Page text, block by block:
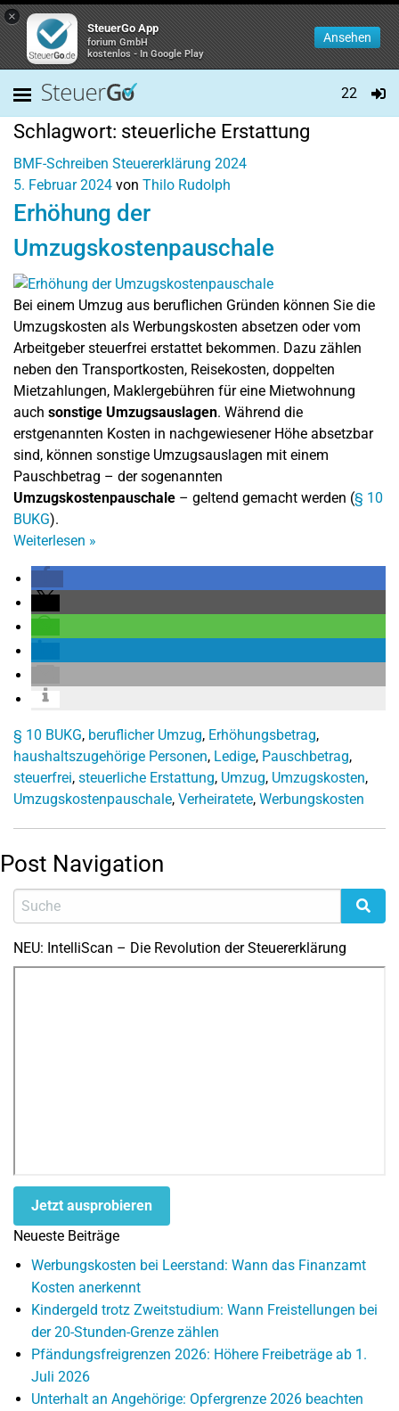
×
SteuerGo App
forium GmbH
kostenlos - In Google Play
Ansehen
22
Schlagwort: steuerliche Erstattung
BMF-Schreiben Steuererklärung 2024
5. Februar 2024 von Thilo Rudolph
Erhöhung der
Umzugskostenpauschale
Bei einem Umzug aus beruflichen Gründen können Sie die
Umzugskosten als Werbungskosten absetzen oder vom
Arbeitgeber steuerfrei erstattet bekommen. Dazu zählen
neben den Transportkosten, Reisekosten, doppelten
Mietzahlungen, Maklergebühren für eine Mietwohnung
auch sonstige Umzugsauslagen. Während die
erstgenannten Kosten in nachgewiesener Höhe absetzbar
sind, können sonstige Umzugsauslagen mit einem
Pauschbetrag – der sogenannten
Umzugskostenpauschale – geltend gemacht werden (§ 10
BUKG).
Weiterlesen »
§ 10 BUKG, beruflicher Umzug, Erhöhungsbetrag,
haushaltszugehörige Personen, Ledige, Pauschbetrag,
steuerfrei, steuerliche Erstattung, Umzug, Umzugskosten,
Umzugskostenpauschale, Verheiratete, Werbungskosten
Post Navigation
NEU: IntelliScan – Die Revolution der Steuererklärung
Jetzt ausprobieren
Neueste Beiträge
Werbungskosten bei Leerstand: Wann das Finanzamt
Kosten anerkennt
Kindergeld trotz Zweitstudium: Wann Freistellungen bei
der 20-Stunden-Grenze zählen
Pfändungsfreigrenzen 2026: Höhere Freibeträge ab 1.
Juli 2026
Unterhalt an Angehörige: Opfergrenze 2026 beachten